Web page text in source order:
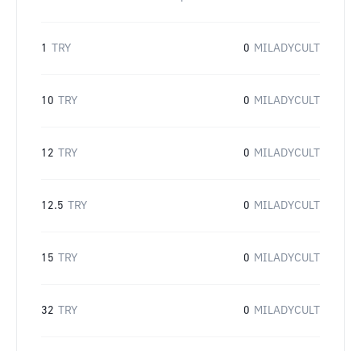
1 TRY 0 MILADYCULT
10 TRY 0 MILADYCULT
12 TRY 0 MILADYCULT
12.5 TRY 0 MILADYCULT
15 TRY 0 MILADYCULT
32 TRY 0 MILADYCULT